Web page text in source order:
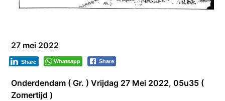
27 mei 2022
Whatsapp Share
Share
Onderdendam ( Gr. ) Vrijdag 27 Mei 2022, 05u35 (
Zomertijd )